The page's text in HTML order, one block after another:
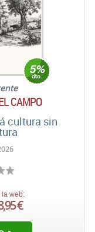
CAMPO
cultura sin
la web:
€